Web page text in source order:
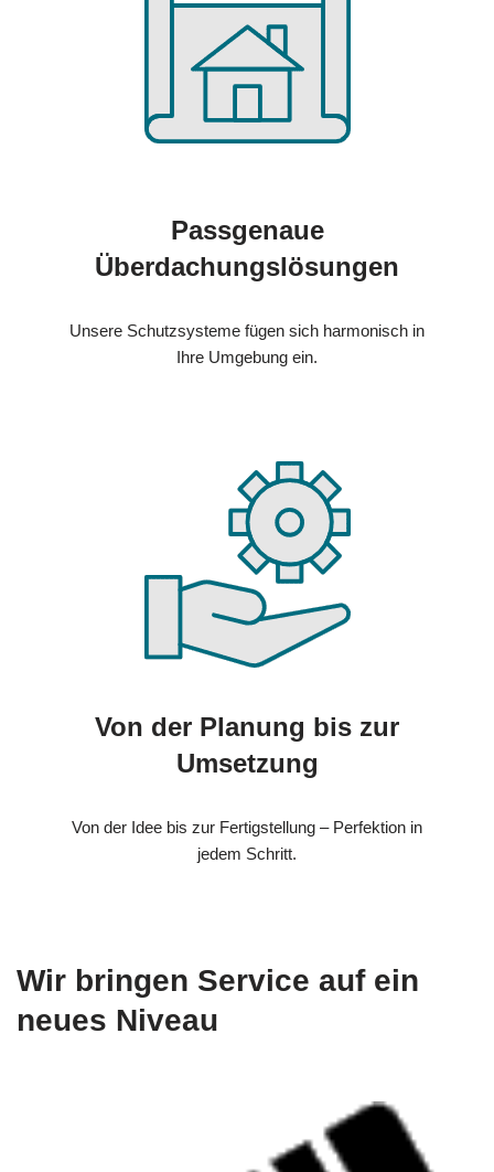
Passgenaue
Überdachungslösungen
Unsere Schutzsysteme fügen sich harmonisch in
Ihre Umgebung ein.
Von der Planung bis zur
Umsetzung
Von der Idee bis zur Fertigstellung – Perfektion in
jedem Schritt.
Wir bringen Service auf ein
neues Niveau